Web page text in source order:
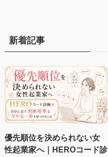
新着記事
優先順位を決められない女
性起業家へ｜HEROコード診